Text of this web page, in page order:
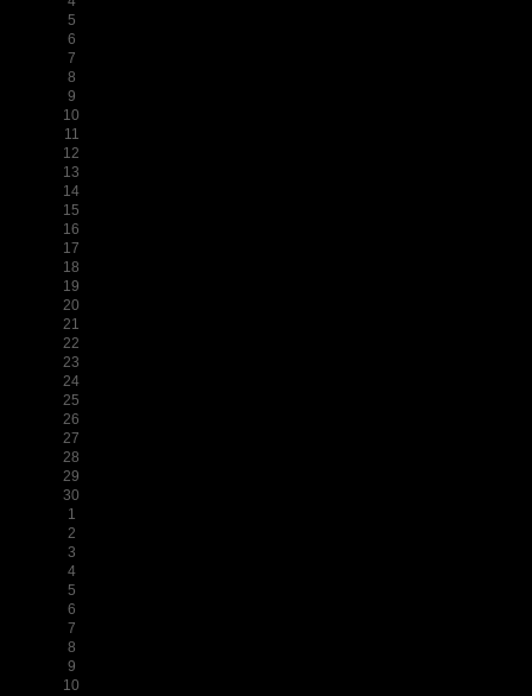
5
6
7
8
9
10
11
12
13
14
15
16
17
18
19
20
21
22
23
24
25
26
27
28
29
30
1
2
3
4
5
6
7
8
9
10